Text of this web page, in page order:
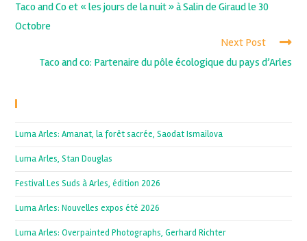
Taco and Co et « les jours de la nuit » à Salin de Giraud le 30
Octobre
Next Post
Taco and co: Partenaire du pôle écologique du pays d’Arles
Luma Arles: Amanat, la forêt sacrée, Saodat Ismailova
Luma Arles, Stan Douglas
Festival Les Suds à Arles, édition 2026
Luma Arles: Nouvelles expos été 2026
Luma Arles: Overpainted Photographs, Gerhard Richter